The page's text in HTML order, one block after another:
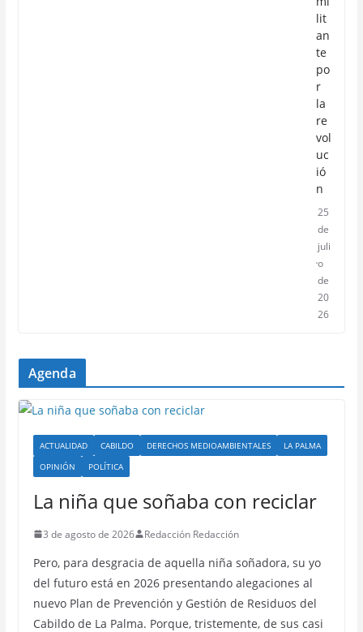
lit
an
te
po
r
la
re
vol
uc
ió
n
25
de
juli
o
de
20
26
Agenda
ACTUALIDAD CABILDO DERECHOS MEDIOAMBIENTALES
LA PALMA
OPINIÓN
POLÍTICA
La niña que soñaba con reciclar
3 de agosto de 2026 Redacción Redacción
Pero, para desgracia de aquella niña soñadora, su yo
del futuro está en 2026 presentando alegaciones al
nuevo Plan de Prevención y Gestión de Residuos del
Cabildo de La Palma. Porque, tristemente, de sus casi